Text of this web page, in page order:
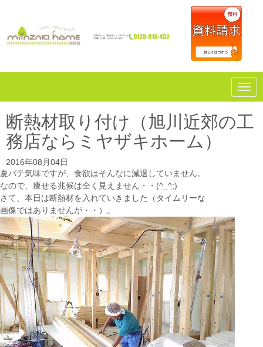
N
a
i
断熱材取り付け（旭川近郊の工
務店ならミヤザキホーム）
2016年08月04日
夏バテ気味ですが、食欲はそんなに減退していません。
なので、痩せる兆候は全く見えません・・(^_^;)
さて、本日は断熱材を入れていきました（タイムリーな
画像ではありませんが・・）。